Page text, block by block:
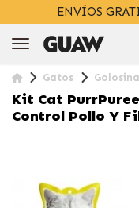
ENVÍOS
Gatos
Kit Cat
Control Pollo Y